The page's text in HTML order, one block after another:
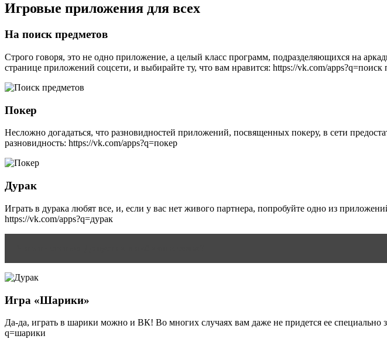
Игровые приложения для всех
На поиск предметов
Строго говоря, это не одно приложение, а целый класс программ, подразделяющихся на
странице приложений соцсети, и выбирайте ту, что вам нравится: https://vk.com/apps?q=поиск
Покер
Несложно догадаться, что разновидностей приложений, посвященных покеру, в сети
разновидность: https://vk.com/apps?q=покер
Дурак
Играть в дурака любят все, и, если у вас нет живого партнера, попробуйте одно из
https://vk.com/apps?q=дурак
Игра «Шарики»
Да-да, играть в шарики можно и ВК! Во многих случаях вам даже не придется ее специально
q=шарики